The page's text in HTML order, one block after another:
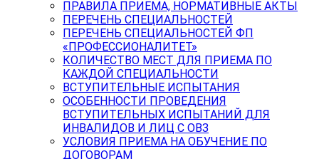
ПРАВИЛА ПРИЕМА, НОРМАТИВНЫЕ АКТЫ
ПЕРЕЧЕНЬ СПЕЦИАЛЬНОСТЕЙ
ПЕРЕЧЕНЬ СПЕЦИАЛЬНОСТЕЙ ФП
«ПРОФЕССИОНАЛИТЕТ»
КОЛИЧЕСТВО МЕСТ ДЛЯ ПРИЕМА ПО
КАЖДОЙ СПЕЦИАЛЬНОСТИ
ВСТУПИТЕЛЬНЫЕ ИСПЫТАНИЯ
ОСОБЕННОСТИ ПРОВЕДЕНИЯ
ВСТУПИТЕЛЬНЫХ ИСПЫТАНИЙ ДЛЯ
ИНВАЛИДОВ И ЛИЦ С ОВЗ
УСЛОВИЯ ПРИЕМА НА ОБУЧЕНИЕ ПО
ДОГОВОРАМ